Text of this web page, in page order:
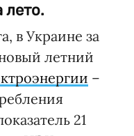
лето.
в Украине за
летний
–
21